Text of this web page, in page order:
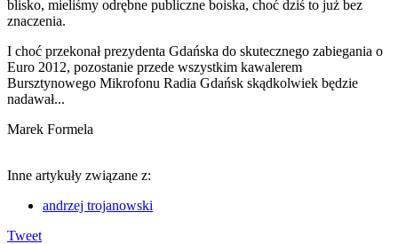
blisko, mieliśmy odrębne publiczne boiska, choć dziś to już bez
znaczenia.
I choć przekonał prezydenta Gdańska do skutecznego zabiegania o
Euro 2012, pozostanie przede wszystkim kawalerem
Bursztynowego Mikrofonu Radia Gdańsk skądkolwiek będzie
nadawał...
Marek Formela
Inne artykuły związane z:
andrzej trojanowski
Tweet